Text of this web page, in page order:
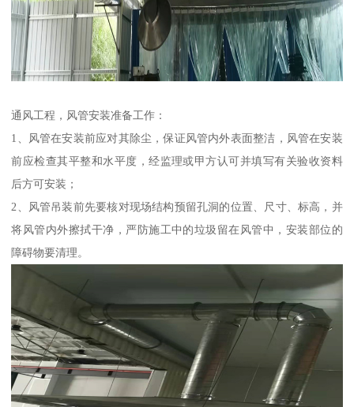
通风工程，风管安装准备工作：
1、风管在安装前应对其除尘，保证风管内外表面整洁，风管在安装
前应检查其平整和水平度，经监理或甲方认可并填写有关验收资料
后方可安装；
2、风管吊装前先要核对现场结构预留孔洞的位置、尺寸、标高，并
将风管内外擦拭干净，严防施工中的垃圾留在风管中，安装部位的
障碍物要清理。